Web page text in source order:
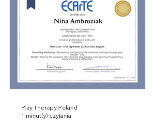
Play Therapy Poland
1 minut(y) czytania